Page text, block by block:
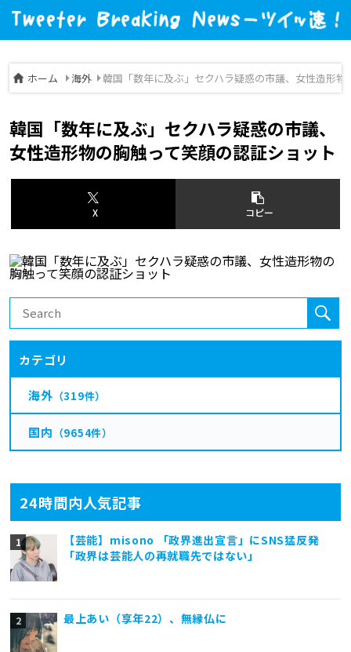
ホーム 海外 韓国「数年に及ぶ」セクハラ疑惑の市議、女性造形
24時間内人気記事
【芸能】misono 「政界進出宣言」にSNS猛反発
「政界は芸能人の再就職先ではない」
最上あい（享年22）、無縁仏に
韓国「数年に及ぶ」セクハラ疑惑の市議、
女性造形物の胸触って笑顔の認証ショット
X コピー
カテゴリ
海外 （319件）
国内 （9654件）